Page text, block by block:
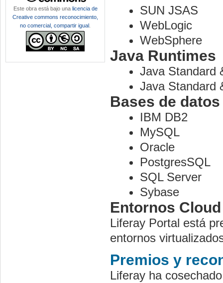
SUN JSAS
WebLogic
WebSphere
Java Runtimes
Java Standard
Java Standard
Bases de datos
IBM DB2
MySQL
Oracle
PostgresSQL
SQL Server
Sybase
Entornos
Liferay Portal está
entornos
Premios y
Liferay ha
Este obra está bajo una licencia de
Creative commons reconocimiento,
no comercial, compartir igual